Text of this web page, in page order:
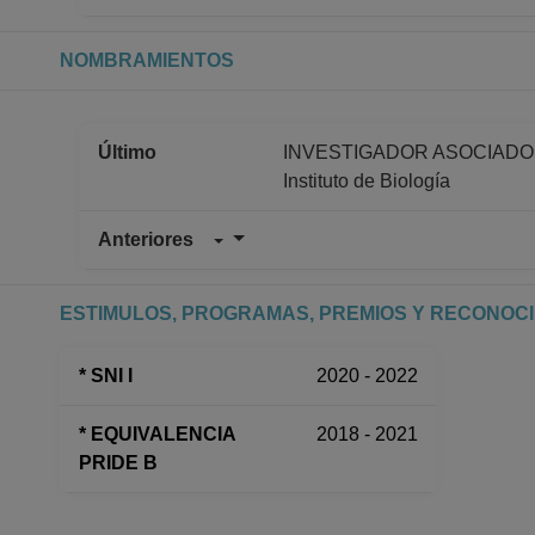
NOMBRAMIENTOS
Último
INVESTIGADOR
Instituto de Biología
Anteriores
INVESTIGADOR
Desde 16-09-2018 hasta 31-
ESTIMULOS, PROGRAMAS, PREMIOS Y
* SNI I 2020 - 2022
* EQUIVALENCIA
PRIDE B
2018 - 2021